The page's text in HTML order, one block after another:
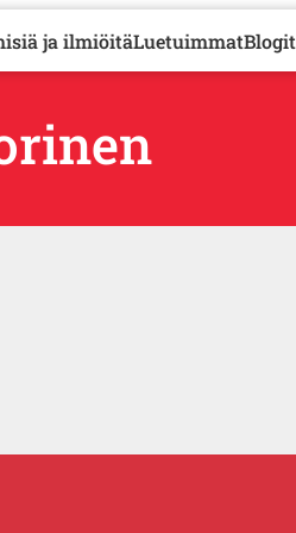
ja ilmiöitäLuetuimmatBlogit